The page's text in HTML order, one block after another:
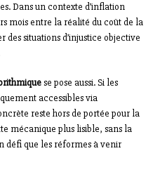
Dans un contexte d’inflation
mois entre la réalité du coût de la
situations d’injustice objective
se pose aussi. Si les
accessibles via
reste hors de portée pour la
mécanique plus lisible, sans la
défi que les réformes à venir